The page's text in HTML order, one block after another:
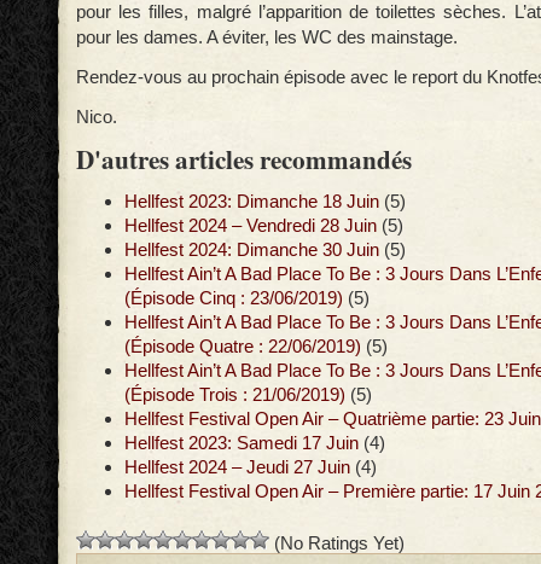
pour les filles, malgré l’apparition de toilettes sèches.
pour les dames. A éviter, les WC des mainstage.
Rendez-vous au prochain épisode avec le report du
Nico.
D'autres articles recommandés
Hellfest 2023: Dimanche 18 Juin (5)
Hellfest 2024 – Vendredi 28 Juin (5)
Hellfest 2024: Dimanche 30 Juin (5)
Hellfest Ain’t A Bad Place To Be : 3 Jours Dans
(Épisode Cinq : 23/06/2019) (5)
Hellfest Ain’t A Bad Place To Be : 3 Jours Dans
(Épisode Quatre : 22/06/2019) (5)
Hellfest Ain’t A Bad Place To Be : 3 Jours Dans
(Épisode Trois : 21/06/2019) (5)
Hellfest Festival Open Air – Quatrième partie: 23
Hellfest 2023: Samedi 17 Juin (4)
Hellfest 2024 – Jeudi 27 Juin (4)
Hellfest Festival Open Air – Première partie: 17 Juin
(No Ratings Yet)